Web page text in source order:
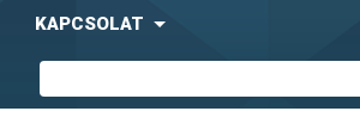
KAPCSOLAT